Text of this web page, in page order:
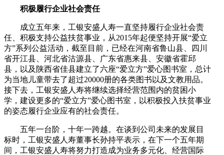
积极履行企业社会责任
成立五年来，工银安盛人寿一直坚持履行企业社会责
任、积极支持公益扶贫事业，从2015年起便坚持开展“爱立
方”系列公益活动，截至目前，已经在河南省鲁山县、四川
省开江县、河北省沽源县、广东省惠来县、安徽省霍邱
县，以及陕西省佳县建立了六座“爱立方”爱心图书室，总计
为当地儿童带去了超过20000册的各类图书以及文教用品。
接下去，工银安盛人寿将继续选择经营范围内的贫困小
学，建设更多的“爱立方”爱心图书室，以积极投入扶贫事业
的姿态履行企业应有的社会责任。
五年一台阶，十年一跨越。在谈到公司未来的发展目
标时，工银安盛人寿董事长孙持平表示，在下一个五年期
间，工银安盛人寿将努力打造成为业务多元化、经营国际